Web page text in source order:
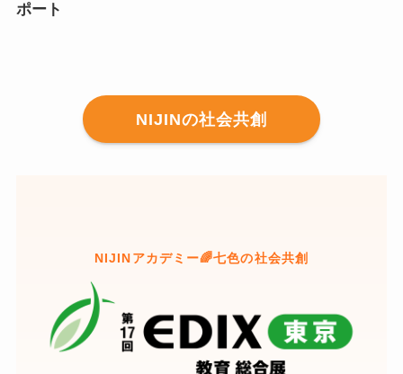
ポート
NIJINの社会共創
NIJINアカデミー🌈七色の社会共創